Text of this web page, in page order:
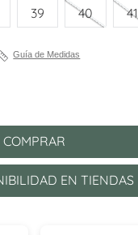
39 40 41
Guía de Medidas
COMPRAR
EN TIENDAS